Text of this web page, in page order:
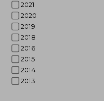
2021
2020
2019
2018
2016
2015
2014
2013